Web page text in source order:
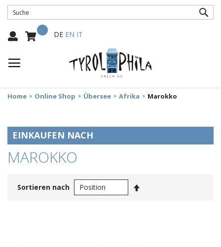
Mein Warenkorb
Select
DE EN IT
Home Online Shop Übersee Afrika Marokko
MAROKKO
Sortieren nach
EINKAUFEN NACH